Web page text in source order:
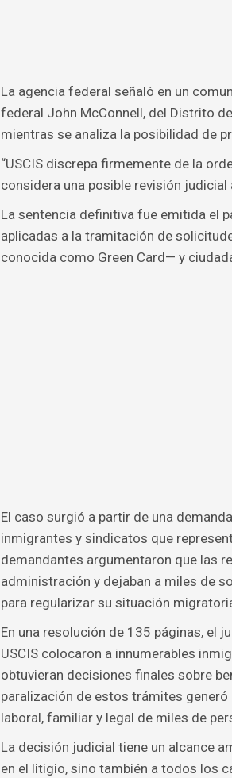
La agencia federal señaló en un
federal John McConnell, del Distrito
mientras se analiza la posibilidad de
“USCIS discrepa firmemente de la
considera una posible revisión
La sentencia definitiva fue emitida el
aplicadas a la tramitación de
conocida como Green Card— y
El caso surgió a partir de una
inmigrantes y sindicatos que
demandantes argumentaron que las
administración y dejaban a miles de
para regularizar su situación
En una resolución de 135 páginas, el
USCIS colocaron a innumerables
obtuvieran decisiones finales sobre
paralización de estos trámites
laboral, familiar y legal de miles de
La decisión judicial tiene un alcance
en el litigio, sino también a todos los